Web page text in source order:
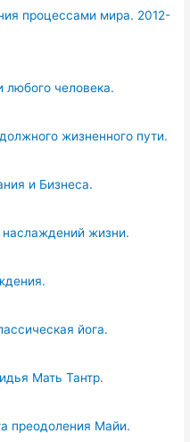
процессами мира. 2012-
человека.
жизненного пути.
и Бизнеса.
жизни.
йога.
Мать Тантр.
преодоления Майи.